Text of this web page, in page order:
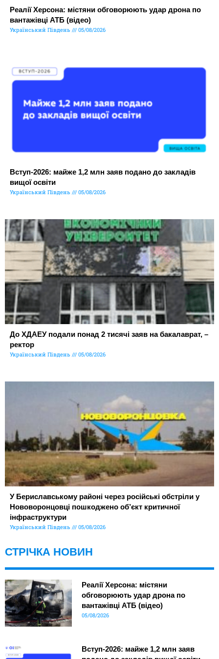
Реалії Херсона: містяни обговорюють удар дрона по
вантажівці АТБ (відео)
Український Південь 05/08/2026
Вступ-2026: майже 1,2 млн заяв подано до закладів
вищої освіти
Український Південь 05/08/2026
До ХДАЕУ подали понад 2 тисячі заяв на бакалаврат, –
ректор
Український Південь 05/08/2026
У Бериславському районі через російські обстріли у
Нововоронцовці пошкоджено об’єкт критичної
інфраструктури
Український Південь 05/08/2026
СТРІЧКА НОВИН
Реалії Херсона: містяни
обговорюють удар дрона по
вантажівці АТБ (відео)
05/08/2026
Вступ-2026: майже 1,2 млн заяв